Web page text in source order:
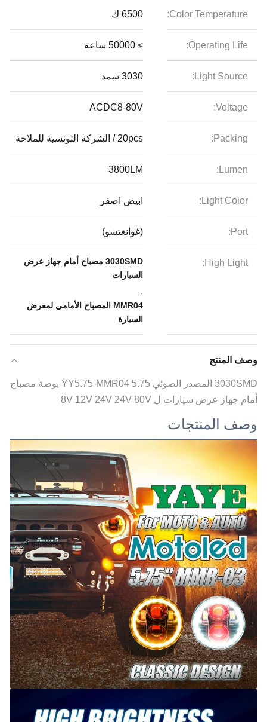
Color Temperature: 6500 ك
Operating Life: ≥ 50000 ساعة
Light Source: 3030 سمد
Voltage:
ACDC8-80V
Packing: 20pcs / الشركة التونسية للملاحة
Lumen:
3800LM
Light Color: ابيض اصفر
Port: (غوانغتشو)
High Light:
3030SMD مصباح أمام جهاز عرض
السيارات
,
MMR04 المصباح الأمامي لمعرض
السيارة
وصف المنتج
3030SMD المصدر الضوئي YY5.75-MMR04 5.75 بوصة مصباح
أمام جهاز عرض سيارات ل 8V 12V 24V 24V 80V
وصف المنتجات